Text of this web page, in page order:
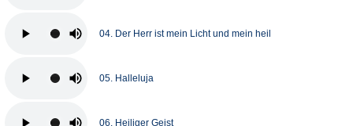
04. Der Herr ist mein Licht und mein heil
05. Halleluja
06. Heiliger Geist